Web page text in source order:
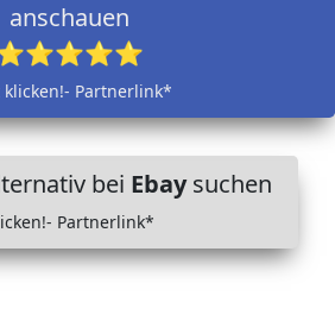
anschauen
klicken!- Partnerlink*
bei Ebaysuchen
Partnerlink*